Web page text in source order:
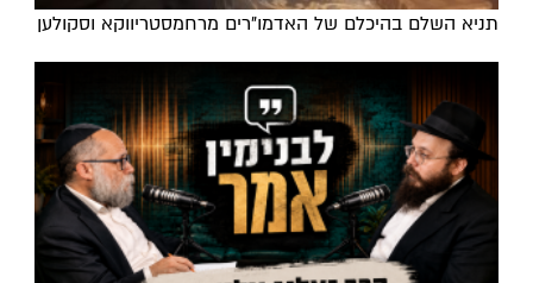
תניא השלם בהיכלם של האדמו"רים מרחמסטריווקא וסקולען